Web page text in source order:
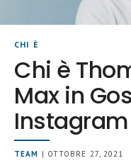
CHI È
Chi è
Max in
TEAM | OTTOBRE 27, 2021